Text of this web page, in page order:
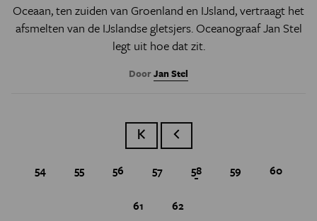
Oceaan, ten zuiden van Groenland en IJsland, vertraagt het
afsmelten van de IJslandse gletsjers. Oceanograaf Jan Stel
legt uit hoe dat zit.
DoorJan Stel
Paginatie
Eerste paginaVorige pagina
Page
54 Page
55 Page
56 Page
57 Huidige pagina
58 Page
59 Page
60
Page
61 Page
62